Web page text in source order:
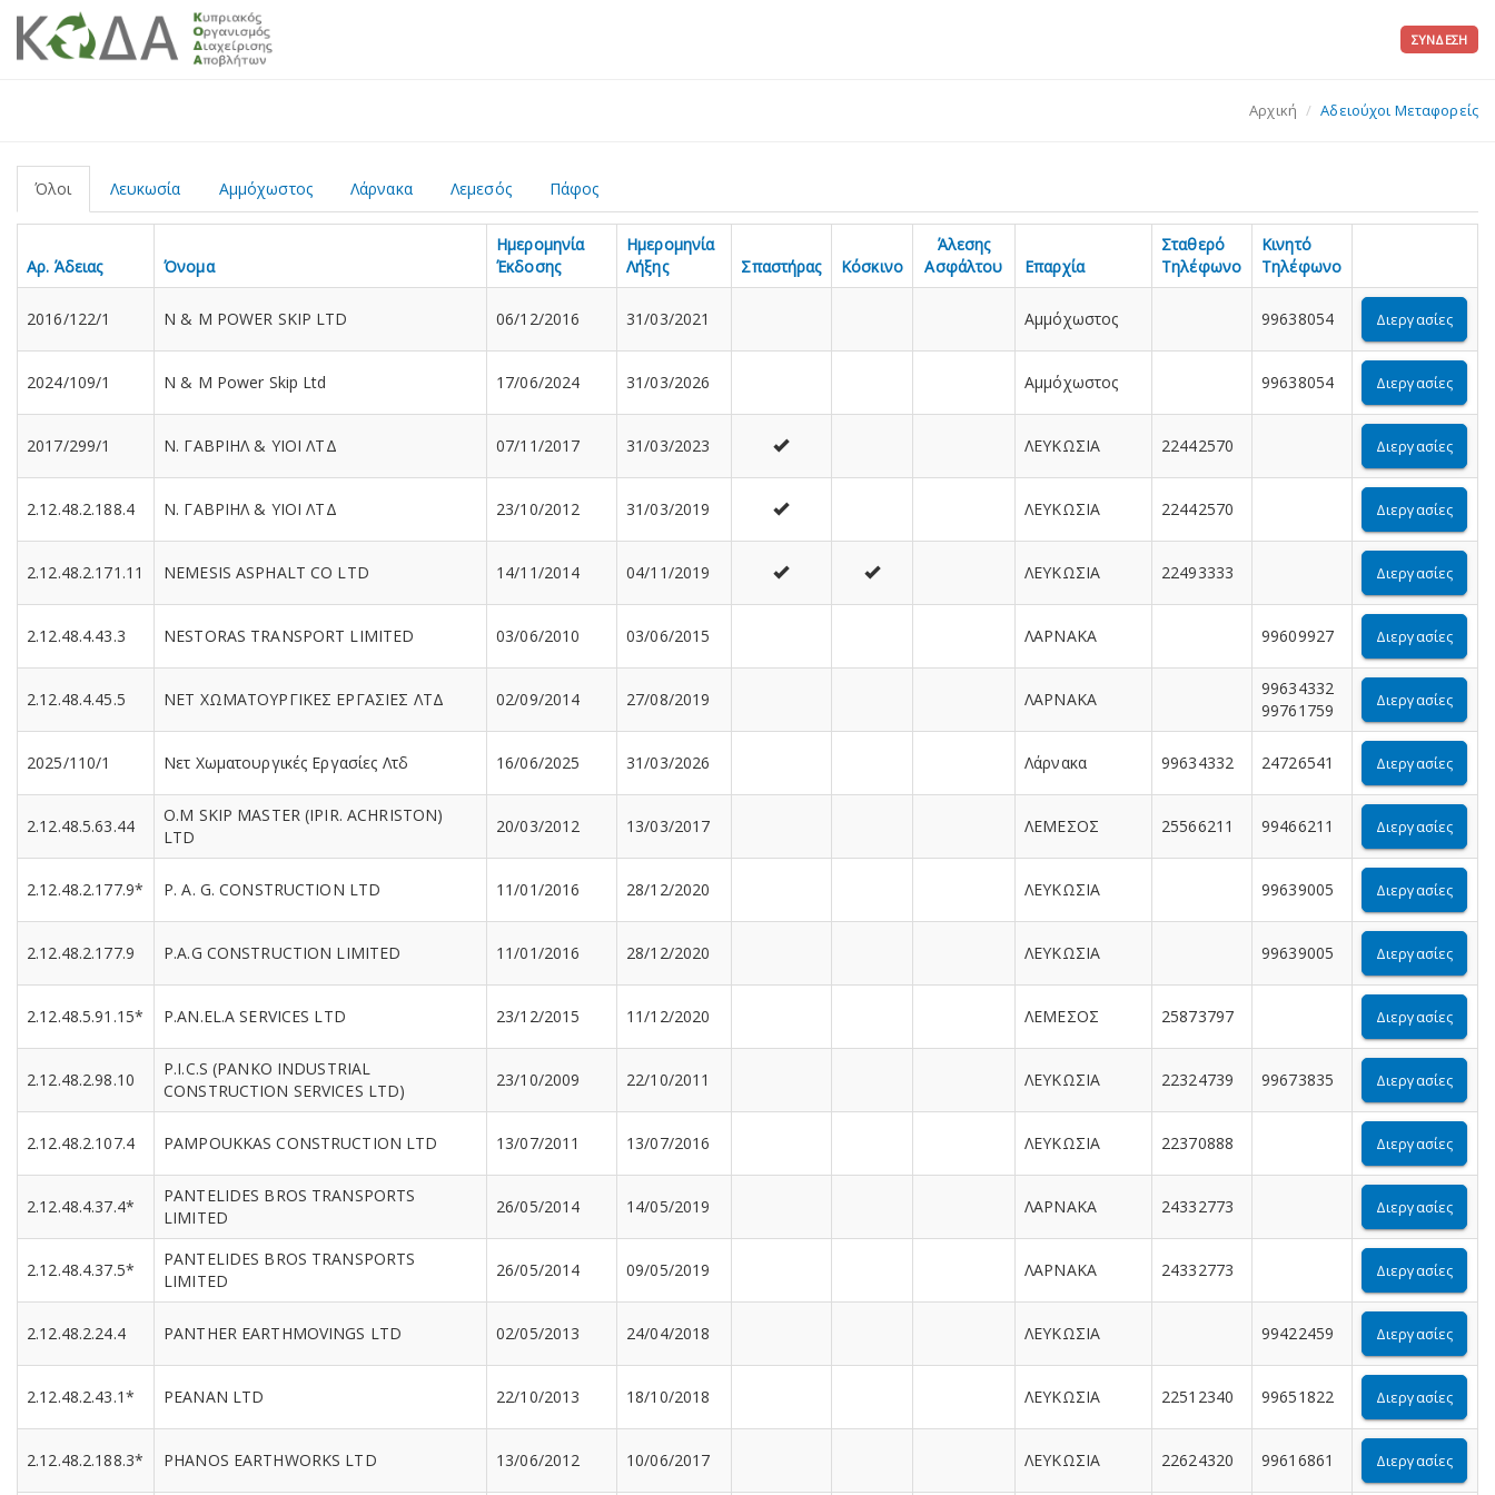
ΣΎΝΔΕΣΗ
Αρχική Αδειούχοι Μεταφορείς
Όλοι Λευκωσία Αμμόχωστος Λάρνακα Λεμεσός Πάφος
Αρ. Άδειας Όνομα
Ημερομηνία
Έκδοσης
Ημερομηνία
Λήξης
Σπαστήρας Κόσκινο
Άλεσης
Ασφάλτου
Επαρχία
Σταθερό
Τηλέφωνο
Κινητό
Τηλέφωνο
2016/122/1 N & M POWER SKIP LTD 06/12/2016 31/03/2021 Αμμόχωστος 99638054 Διεργασίες
2024/109/1 N & M Power Skip Ltd 17/06/2024 31/03/2026 Αμμόχωστος 99638054 Διεργασίες
2017/299/1 N. ΓΑΒΡΙΗΛ & ΥΙΟΙ ΛΤΔ 07/11/2017 31/03/2023 ΛΕΥΚΩΣΙΑ 22442570 Διεργασίες
2.12.48.2.188.4 N. ΓΑΒΡΙΗΛ & ΥΙΟΙ ΛΤΔ 23/10/2012 31/03/2019 ΛΕΥΚΩΣΙΑ 22442570 Διεργασίες
2.12.48.2.171.11 NEMESIS ASPHALT CO LTD 14/11/2014 04/11/2019 ΛΕΥΚΩΣΙΑ 22493333 Διεργασίες
2.12.48.4.43.3 NESTORAS TRANSPORT LIMITED 03/06/2010 03/06/2015 ΛΑΡΝΑΚΑ 99609927 Διεργασίες
2.12.48.4.45.5 NET ΧΩΜΑΤΟΥΡΓΙΚΕΣ ΕΡΓΑΣΙΕΣ ΛΤΔ 02/09/2014 27/08/2019 ΛΑΡΝΑΚΑ
99634332
99761759
Διεργασίες
2025/110/1 Nετ Χωματουργικές Εργασίες Λτδ 16/06/2025 31/03/2026 Λάρνακα 99634332 24726541 Διεργασίες
2.12.48.5.63.44
O.M SKIP MASTER (IPIR. ACHRISTON)
LTD
20/03/2012 13/03/2017 ΛΕΜΕΣΟΣ 25566211 99466211 Διεργασίες
2.12.48.2.177.9* P. A. G. CONSTRUCTION LTD 11/01/2016 28/12/2020 ΛΕΥΚΩΣΙΑ 99639005 Διεργασίες
2.12.48.2.177.9 P.A.G CONSTRUCTION LIMITED 11/01/2016 28/12/2020 ΛΕΥΚΩΣΙΑ 99639005 Διεργασίες
2.12.48.5.91.15* P.AN.EL.A SERVICES LTD 23/12/2015 11/12/2020 ΛΕΜΕΣΟΣ 25873797 Διεργασίες
2.12.48.2.98.10
P.I.C.S (PANKO INDUSTRIAL
CONSTRUCTION SERVICES LTD)
23/10/2009 22/10/2011 ΛΕΥΚΩΣΙΑ 22324739 99673835 Διεργασίες
2.12.48.2.107.4 PAMPOUKKAS CONSTRUCTION LTD 13/07/2011 13/07/2016 ΛΕΥΚΩΣΙΑ 22370888 Διεργασίες
2.12.48.4.37.4*
PANTELIDES BROS TRANSPORTS
LIMITED
26/05/2014 14/05/2019 ΛΑΡΝΑΚΑ 24332773 Διεργασίες
2.12.48.4.37.5*
PANTELIDES BROS TRANSPORTS
LIMITED
26/05/2014 09/05/2019 ΛΑΡΝΑΚΑ 24332773 Διεργασίες
2.12.48.2.24.4 PANTHER EARTHMOVINGS LTD 02/05/2013 24/04/2018 ΛΕΥΚΩΣΙΑ 99422459 Διεργασίες
2.12.48.2.43.1* PEANAN LTD 22/10/2013 18/10/2018 ΛΕΥΚΩΣΙΑ 22512340 99651822 Διεργασίες
2.12.48.2.188.3* PHANOS EARTHWORKS LTD 13/06/2012 10/06/2017 ΛΕΥΚΩΣΙΑ 22624320 99616861 Διεργασίες